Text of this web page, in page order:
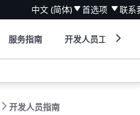
中文 (简体) 首选项 联系
服务指南 开发人员工具
开发人员指南